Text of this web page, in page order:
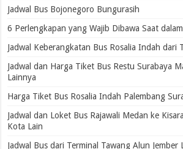
Jadwal Bus Bojonegoro Bungurasih
6 Perlengkapan yang Wajib Dibawa Saat
Jadwal Keberangkatan Bus Rosalia Indah dari
Jadwal dan Harga Tiket Bus Restu Surabaya
Lainnya
Harga Tiket Bus Rosalia Indah Palembang
Jadwal dan Loket Bus Rajawali Medan ke
Kota Lain
Jadwal Bus dari Terminal Tawang Alun Jember